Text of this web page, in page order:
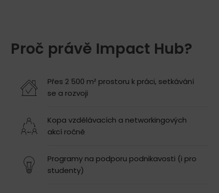
Proč právě Impact Hub?
Přes 2 500 m² prostoru k práci, setkávání
se a rozvoji
Kopa vzdělávacích a networkingových
akcí ročně
Programy na podporu podnikavosti (i pro
studenty)